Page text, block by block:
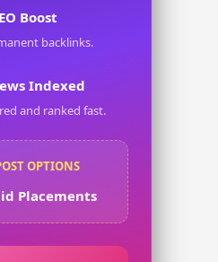
Boost
backlinks.
Indexed
and ranked fast.
OPTIONS
Placements